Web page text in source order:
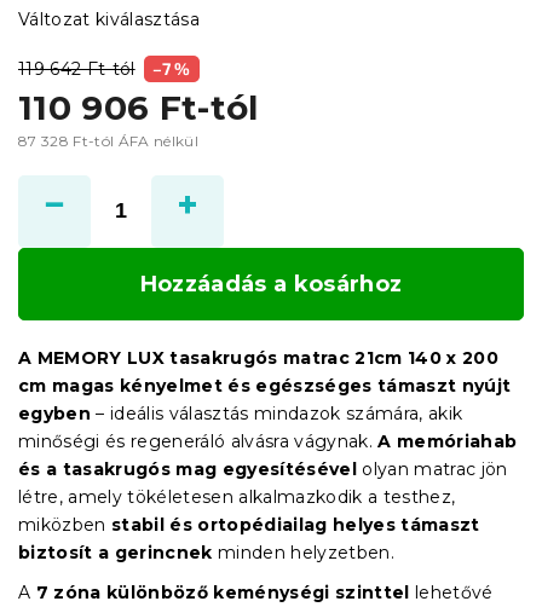
119 642 Ft-tól –7 %
110 906 Ft-tól
87 328 Ft-tól ÁFA nélkül
Változat kiválasztása
Hozzáadás a kosárhoz
A MEMORY LUX tasakrugós matrac 21cm 140 x 200
cm magas kényelmet és egészséges támaszt nyújt
egyben – ideális választás mindazok számára, akik
minőségi és regeneráló alvásra vágynak.A memóriahab
és a tasakrugós mag egyesítésével olyan matrac jön
létre, amely tökéletesen alkalmazkodik a testhez,
miközben stabil és ortopédiailag helyes támaszt
biztosít a gerincnek minden helyzetben.
A 7 zóna különböző keménységi szinttel lehetővé